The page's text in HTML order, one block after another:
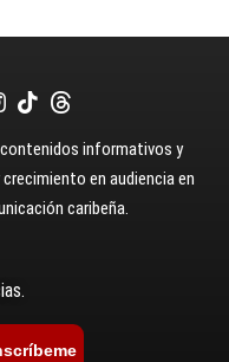
informativos y
en audiencia en
caribeña.